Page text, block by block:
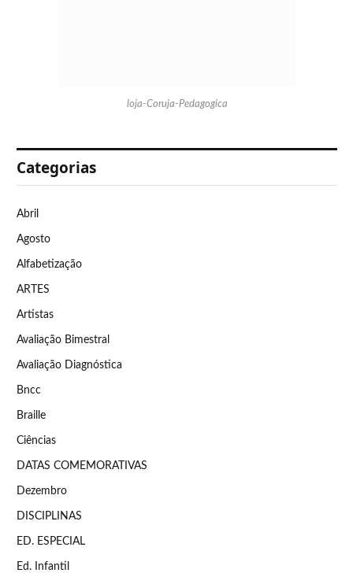
loja-Coruja-Pedagogica
Categorias
Abril
Agosto
Alfabetização
ARTES
Artistas
Avaliação Bimestral
Avaliação Diagnóstica
Bncc
Braille
Ciências
DATAS COMEMORATIVAS
Dezembro
DISCIPLINAS
ED. ESPECIAL
Ed. Infantil